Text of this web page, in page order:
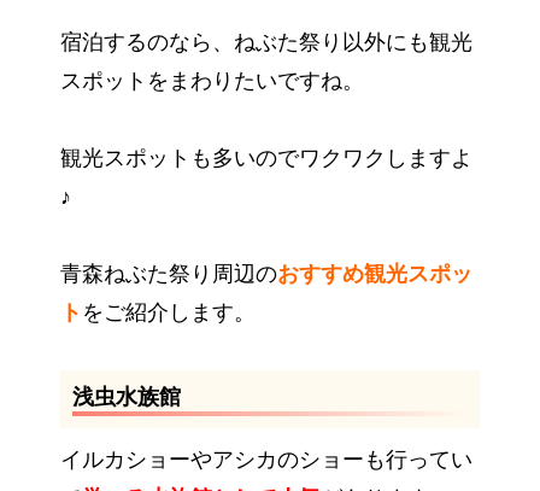
宿泊するのなら、ねぶた祭り以外にも観光
スポットをまわりたいですね。
観光スポットも多いのでワクワクしますよ
♪
青森ねぶた祭り周辺のおすすめ観光スポッ
ト をご紹介します。
浅虫水族館
イルカショーやアシカのショーも行ってい